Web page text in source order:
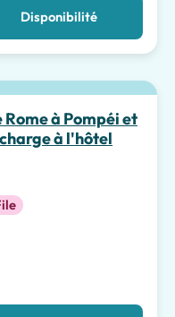
Disponibilité
à Pompéi et
à l'hôtel